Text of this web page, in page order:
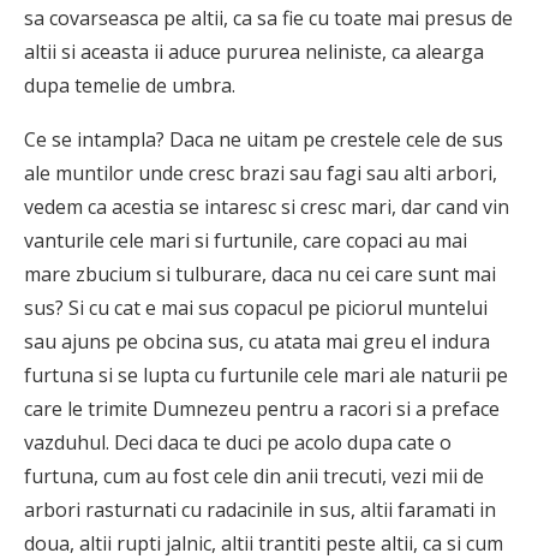
sa covarseasca pe altii, ca sa fie cu toate mai presus de
altii si aceasta ii aduce pururea neliniste, ca alearga
dupa temelie de umbra.
Ce se intampla? Daca ne uitam pe crestele cele de sus
ale muntilor unde cresc brazi sau fagi sau alti arbori,
vedem ca acestia se intaresc si cresc mari, dar cand vin
vanturile cele mari si furtunile, care copaci au mai
mare zbucium si tulburare, daca nu cei care sunt mai
sus? Si cu cat e mai sus copacul pe piciorul muntelui
sau ajuns pe obcina sus, cu atata mai greu el indura
furtuna si se lupta cu furtunile cele mari ale naturii pe
care le trimite Dumnezeu pentru a racori si a preface
vazduhul. Deci daca te duci pe acolo dupa cate o
furtuna, cum au fost cele din anii trecuti, vezi mii de
arbori rasturnati cu radacinile in sus, altii faramati in
doua, altii rupti jalnic, altii trantiti peste altii, ca si cum